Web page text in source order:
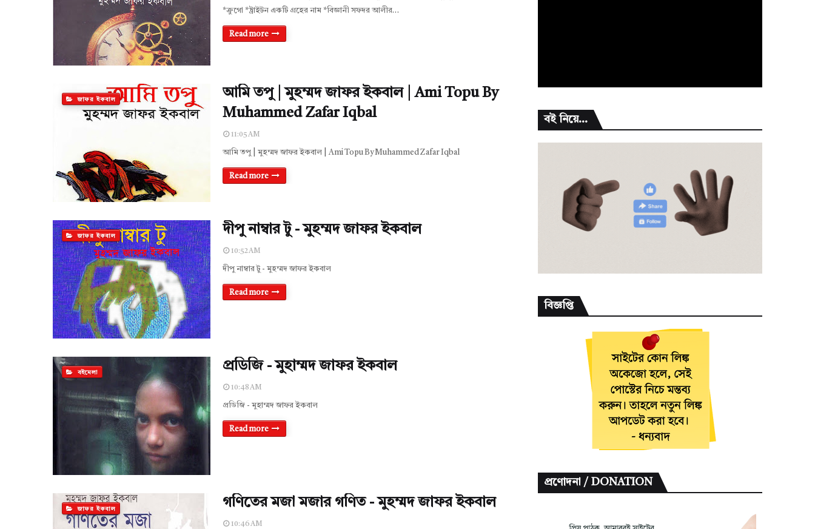
*ক্রুগো *ট্রাইটন একটি গ্রহের নাম *বিজ্ঞানী সফদর আলীর…
Read more
জাফর ইকবাল
আমি তপু | মুহম্মদ জাফর ইকবাল | Ami Topu By
Muhammed Zafar Iqbal
11:05 AM
আমি তপু | মুহম্মদ জাফর ইকবাল | Ami Topu By Muhammed Zafar Iqbal
Read more
জাফর ইকবাল দীপু নাম্বার টু - মুহম্মদ জাফর ইকবাল
10:52 AM
দীপু নাম্বার টু - মুহম্মদ জাফর ইকবাল
Read more
বইমেলা প্রডিজি - মুহাম্মদ জাফর ইকবাল
10:48 AM
প্রডিজি - মুহাম্মদ জাফর ইকবাল
Read more
জাফর ইকবাল গণিতের মজা মজার গণিত - মুহম্মদ জাফর ইকবাল
10:46 AM
বই নিয়ে...
বিজ্ঞপ্তি
প্রণোদনা / DONATION